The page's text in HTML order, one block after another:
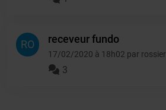
RO receveur fundo
17/02/2020 à 18h02 par rossier
3